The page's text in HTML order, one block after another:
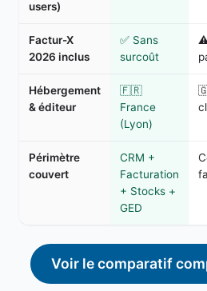
users)
Factur-X
2026 inclus
✅ Sans
surcoût
Hébergement
& éditeur
🇫🇷
France
(Lyon)
Périmètre
couvert
CRM +
Facturation
+ Stocks +
GED
Voir le comparatif